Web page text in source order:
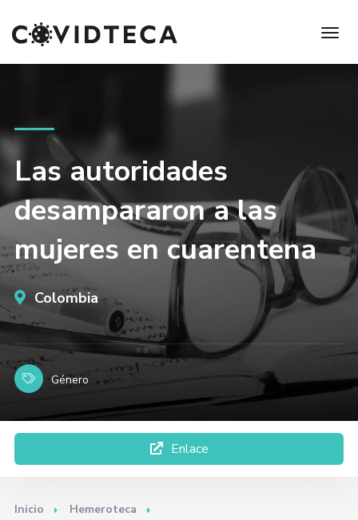
Las autoridades
desampararon a las
mujeres en cuarentena
Colombia
Género
Enlace
Inicio
Hemeroteca